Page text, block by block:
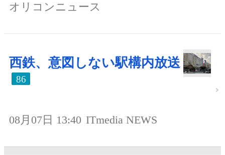
オリコンニュース
西鉄、意図しない駅構内放送
86
08月07日 13:40 ITmedia NEWS